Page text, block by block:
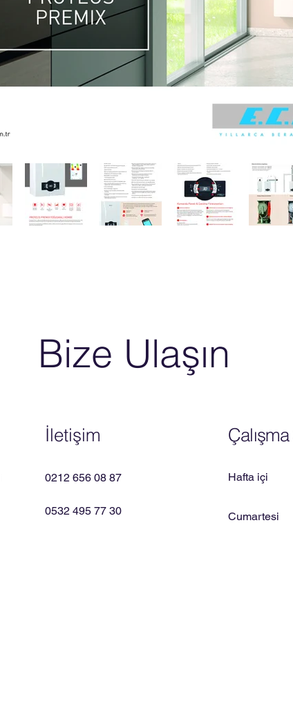
Bize Ulaşın
İletişim
0212 656 08 87
0532 495 77 30
Hafta içi
Cumartesi